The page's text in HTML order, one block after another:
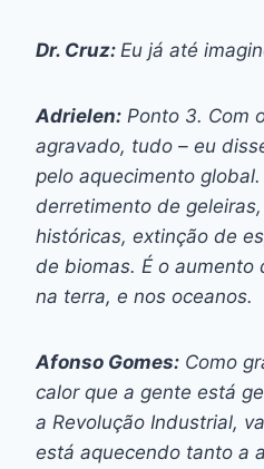
Dr. Cruz: Eu já até
Adrielen: Ponto 3. Com
agravado, tudo – eu
pelo aquecimento global.
derretimento de
históricas, extinção de
de biomas. É o aumento
na terra, e nos oceanos.
Afonso Gomes: Como
calor que a gente está
a Revolução Industrial,
está aquecendo tanto a